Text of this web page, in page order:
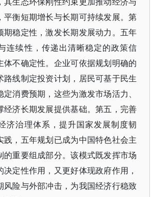
其生态环保刚性约束更加推动经济与
平衡短期增长与长期可持续发展。第
期稳定性，激发长期发展动力。五年
连续性，传递出清晰稳定的政策信
体不确定性。企业可依据规划明确的
路线制定投资计划，居民可基于民生
定消费预期，这些为激发市场活力、
经济长期发展提供基础。第五，完善
济治理体系，提升国家发展制度韧
践，五年规划已成为中国特色社会主
的重要组成部分。该模式既发挥市场
决定性作用，又更好体现政府作用，
风险与外部冲击，为我国经济行稳致